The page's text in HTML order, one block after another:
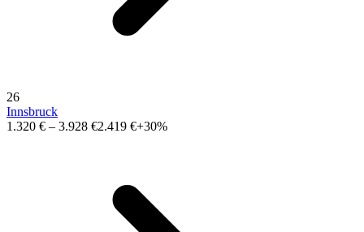
26
Innsbruck
1.320 € – 3.928 €2.419 €+30%